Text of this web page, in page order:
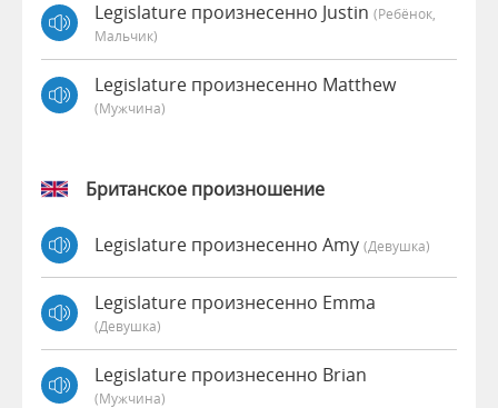
Legislature произнесенно Justin (Ребёнок,
Мальчик)
Legislature произнесенно Matthew
(мужчина)
Британское произношение
Legislature произнесенно Amy (девушка)
Legislature произнесенно Emma
(девушка)
Legislature произнесенно Brian
(мужчина)